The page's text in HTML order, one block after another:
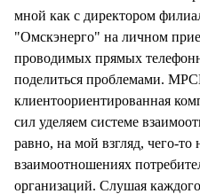
мной как с директором
"Омскэнерго" на личном
проводимых прямых
поделиться проблемами.
клиентоориентированная
сил уделяем системе
равно, на мой взгляд, чего-то
взаимоотношениях
организаций. Слушая